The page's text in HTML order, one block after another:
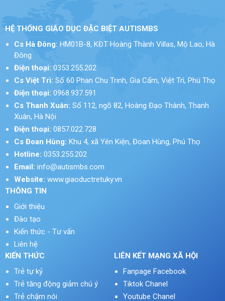
HỆ THỐNG GIÁO DỤC ĐẶC BIỆT AUTISMBS
Cs Hà Đông: HM01B-8, KĐT Hoàng Thành Villas, Mộ Lao, Hà
Đông
Điện thoại: 0353.255.202
Cs Việt Trì: Số 60 Phan Chu Trinh, Gia Cẩm, Việt Trì, Phú Thọ
Điện thoại: 0968.937.591
Cs Thanh Xuân: Số 112, ngõ 82, Hoàng Đạo Thành, Thanh
Xuân, Hà Nội
Điện thoại: 0857.022.728
Cs Đoan Hùng: Khu 4, xã Yên Kiện, Đoan Hùng, Phú Thọ
Hotline: 0353.255.202
Email: info@autismbs.com
Website: www.giaoductretuky.vn
THÔNG TIN
Giới thiệu
Đào tạo
Kiến thức - Tư vấn
Liên hệ
KIẾN THỨC
Trẻ tự kỷ
Trẻ tăng động giảm chú ý
Trẻ chậm nói
LIÊN KẾT MẠNG XÃ HỘI
Fanpage Facebook
Tiktok Chanel
Youtube Chanel